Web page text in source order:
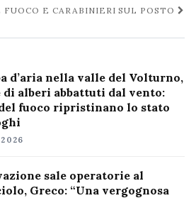
FUOCO E CARABINIERI SUL POSTO
d’aria nella valle del Volturno,
di alberi abbattuti dal vento:
fuoco ripristinano lo stato
sale operatorie al
Greco: “Una vergognosa